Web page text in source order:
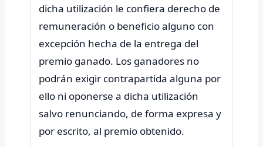
dicha utilización le confiera derecho de
remuneración o beneficio alguno con
excepción hecha de la entrega del
premio ganado. Los ganadores no
podrán exigir contrapartida alguna por
ello ni oponerse a dicha utilización
salvo renunciando, de forma expresa y
por escrito, al premio obtenido.